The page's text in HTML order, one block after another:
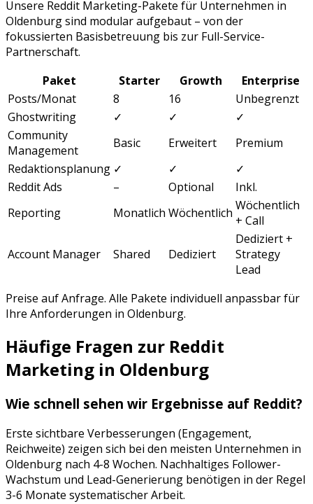
Unsere Reddit Marketing-Pakete für Unternehmen in
Oldenburgsind modular aufgebaut – von der
fokussierten Basisbetreuung bis zur Full-Service-
Partnerschaft.
Paket
Starter Growth
Enterprise
Posts/Monat
8 16
Unbegrenzt
Ghostwriting
✓ ✓
✓
Community
Management
Basic Erweitert
Premium
Redaktionsplanung ✓ ✓
✓
Reddit Ads
– Optional
Inkl.
Reporting
Monatlich Wöchentlich Wöchentlich
+ Call
Account Manager Shared Dediziert
Dediziert +
Strategy
Lead
Preise auf Anfrage. Alle Pakete individuell anpassbar für
Ihre Anforderungen in Oldenburg.
Häufige Fragen zur Reddit
Marketing in Oldenburg
Wie schnell sehen wir Ergebnisse auf Reddit?
Erste sichtbare Verbesserungen (Engagement,
Reichweite) zeigen sich bei den meisten Unternehmen in
Oldenburg nach 4-8 Wochen. Nachhaltiges Follower-
Wachstum und Lead-Generierung benötigen in der Regel
3-6 Monate systematischer Arbeit.